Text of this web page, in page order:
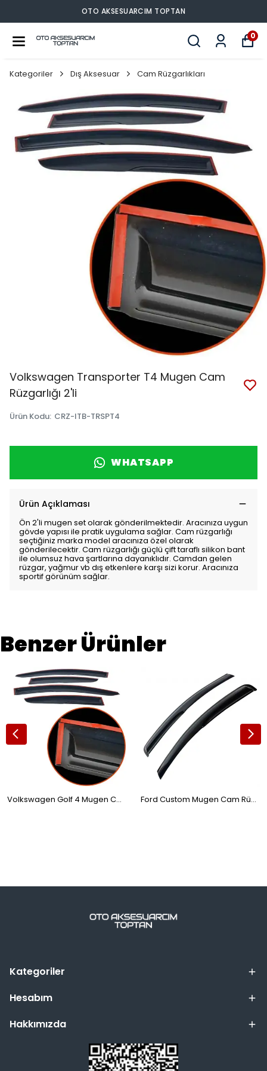
OTO AKSESUARCIM TOPTAN
0
Kategoriler Dış Aksesuar Cam Rüzgarlıkları
Volkswagen Transporter T4 Mugen Cam
Rüzgarlığı 2'li
Ürün Kodu: CRZ-ITB-TRSPT4
WHATSAPP
Ürün Açıklaması
Ön 2'li mugen set olarak gönderilmektedir. Aracınıza uygun
gövde yapısı ile pratik uygulama sağlar. Cam rüzgarlığı
seçtiğiniz marka model aracınıza özel olarak
gönderilecektir. Cam rüzgarlığı güçlü çift taraflı silikon bant
ile olumsuz hava şartlarına dayanıklıdır. Camdan gelen
rüzgar, yağmur vb dış etkenlere karşı sizi korur. Aracınıza
sportif görünüm sağlar.
Benzer Ürünler
Volkswagen Golf 4 Mugen Cam Rüzgarlığı 4'lü Ford Custom Mugen Cam Rüzgarlığı 2'li
Kategoriler
Hesabım
Hakkımızda